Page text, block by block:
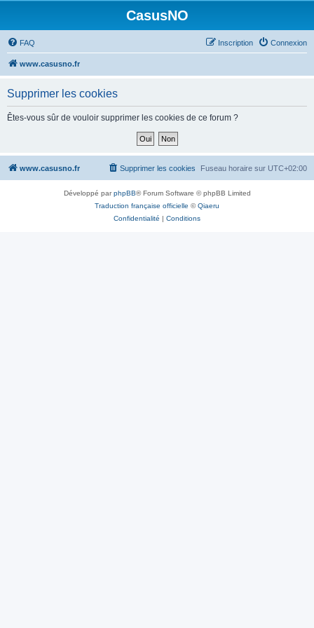
CasusNO
FAQ Connexion
Inscription
www.casusno.fr
Supprimer les cookies
Êtes-vous sûr de vouloir supprimer les cookies de ce forum ?
www.casusno.fr Fuseau horaire sur UTC+02:00
Supprimer les cookies
Développé parphpBB® Forum Software © phpBB Limited
Traduction française officielle ©Qiaeru
Confidentialité | Conditions